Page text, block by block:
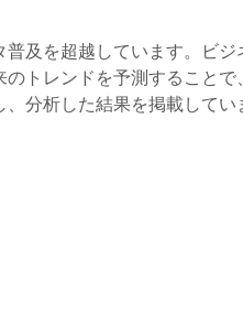
及を超越しています。ビ
トレンドを予測すること
分析した結果を掲載してい